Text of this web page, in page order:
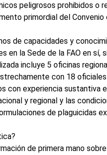
peligrosos prohibidos o
primordial del Convenio
de capacidades y
en la Sede de la FAO en sí,
incluye 5 oficinas
con 18
con experiencia sustantiva
y regional y las
de plaguicidas
de primera mano